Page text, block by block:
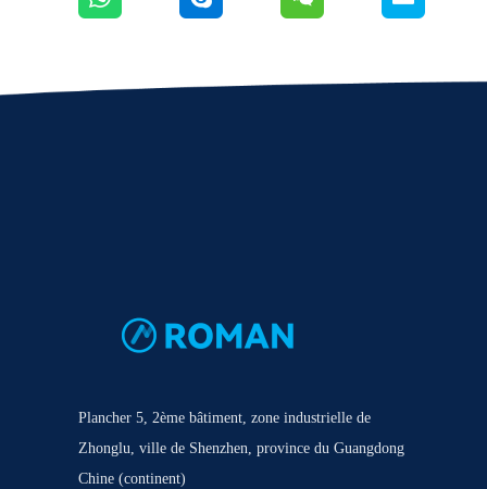
Plancher 5, 2ème bâtiment, zone industrielle de
Zhonglu, ville de Shenzhen, province du Guangdong
Chine (continent)